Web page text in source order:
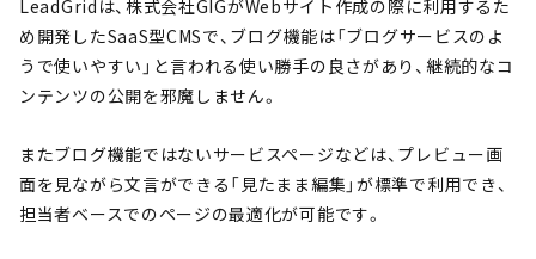
LeadGridは、株式会社GIGがWebサイト作成の際に利用するた
め開発したSaaS型CMSで、ブログ機能は「ブログサービスのよ
うで使いやすい」と言われる使い勝手の良さがあり、継続的なコ
ンテンツの公開を邪魔しません。
またブログ機能ではないサービスページなどは、プレビュー画
面を見ながら文言ができる「見たまま編集」が標準で利用でき、
担当者ベースでのページの最適化が可能です。